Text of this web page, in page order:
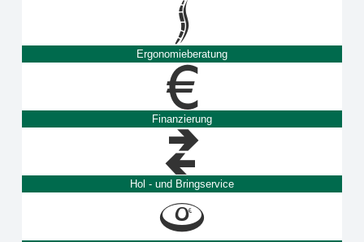
Ergonomieberatung
Finanzierung
Hol - und Bringservice